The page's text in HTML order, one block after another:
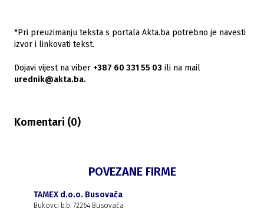
*Pri preuzimanju teksta s portala Akta.ba potrebno je navesti
izvor i linkovati tekst.
Dojavi vijest na viber +387 60 331 55 03 ili na mail
urednik@akta.ba.
Komentari (0)
POVEZANE FIRME
TAMEX d.o.o. Busovača
Bukovci b.b. 72264 Busovača